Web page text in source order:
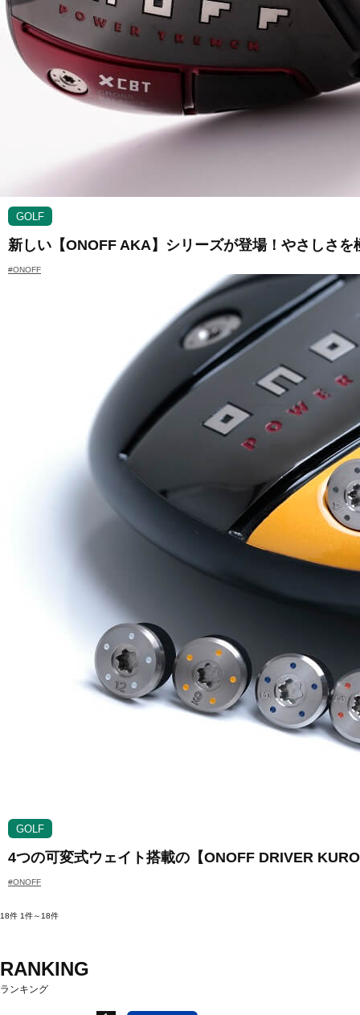
GOLF
新しい【ONOFF AKA】シリーズが登場！やさしさ
#ONOFF
GOLF
4つの可変式ウェイト搭載の【ONOFF DRIVER
#ONOFF
18件 1件～18件
RANKING
ランキング